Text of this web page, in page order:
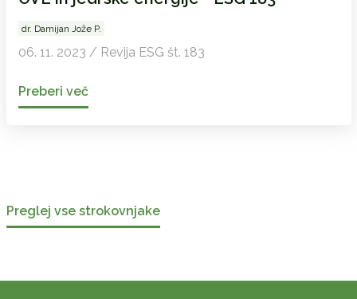
dr. Damijan Jože P.
06. 11. 2023 / Revija ESG št. 183
Preberi več
Preglej vse strokovnjake